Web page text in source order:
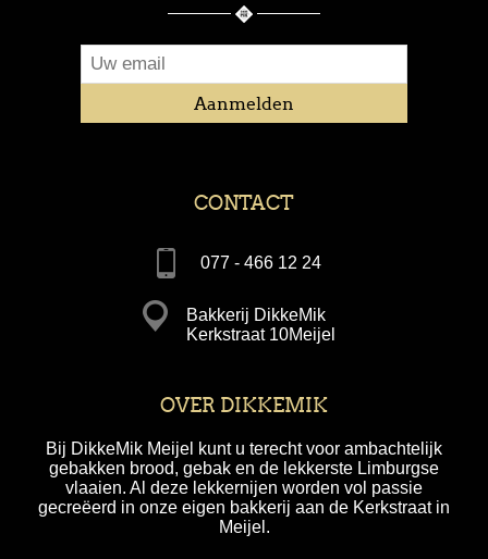
CONTACT
077 - 466 12 24
Bakkerij DikkeMik
Kerkstraat 10Meijel
OVER DIKKEMIK
Bij DikkeMik Meijel kunt u terecht voor ambachtelijk
gebakken brood, gebak en de lekkerste Limburgse
vlaaien. Al deze lekkernijen worden vol passie
gecreëerd in onze eigen bakkerij aan de Kerkstraat in
Meijel.